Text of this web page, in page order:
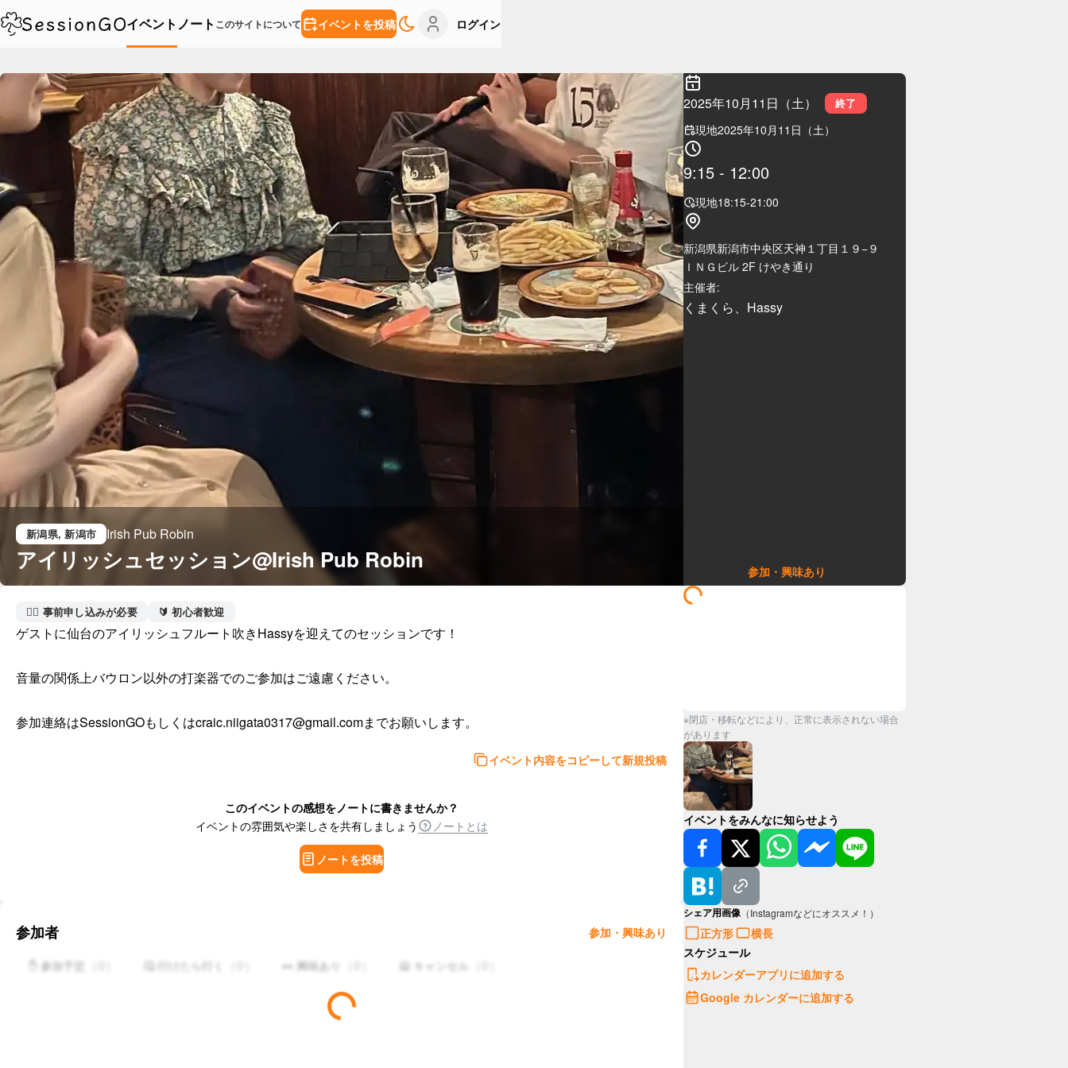
イベント ノート このサイトについて イベントを投稿 ログイン
新潟県, 新潟市 Irish Pub Robin
アイリッシュセッション@Irish Pub Robin
2025年10月11日（土） 終了
現地2025年10月11日（土）
9:15 - 12:00
現地18:15-21:00
新潟県新潟市中央区天神１丁目１９−９
ＩＮＧビル 2F けやき通り
主催者:
くまくら、Hassy
参加・興味あり
🙋‍♀️ 事前申し込みが必要 🔰 初心者歓迎
ゲストに仙台のアイリッシュフルート吹きHassyを迎えてのセッションです！
音量の関係上バウロン以外の打楽器でのご参加はご遠慮ください。
参加連絡はSessionGOもしくはcraic.niigata0317@gmail.comまでお願いします。
イベント内容をコピーして新規投稿
このイベントの感想をノートに書きませんか？
イベントの雰囲気や楽しさを共有しましょう
ノートとは
ノートを投稿
参加者 参加・興味あり
✋ 参加予定 🤔 行けたら行く 👀 興味あり 🙅 キャンセル
※閉店・移転などにより、正常に表示されない場合
があります
イベントをみんなに知らせよう
シェア用画像 （Instagramなどにオススメ！）
正方形
横長
スケジュール
カレンダーアプリに追加する
Google カレンダーに追加する